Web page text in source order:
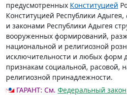
предусмотренных Конституцией
Конституцией Республики
и законами Республики Адыгея
вооруженных формирований,
национальной и религиозной
исключительности и любых форм
признакам социальной, расовой,
религиозной принадлежности.
ГАРАНТ: См. Федеральный закон